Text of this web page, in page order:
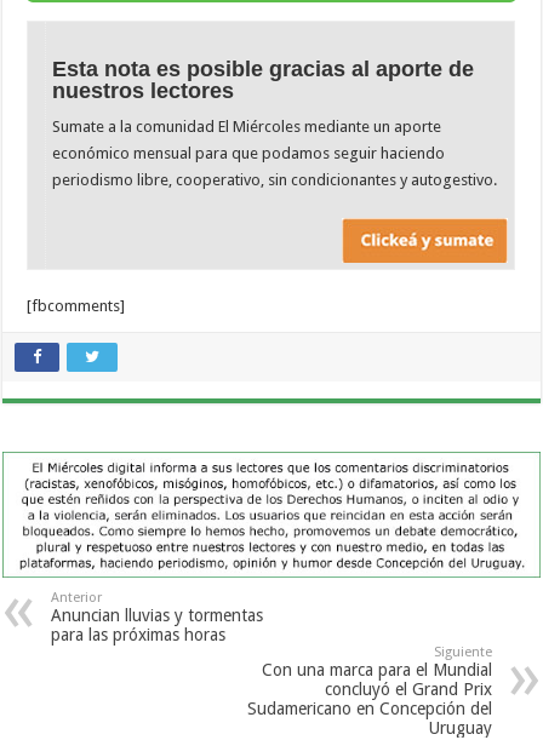
Esta nota es posible gracias al aporte de
nuestros lectores
Sumate a la comunidad El Miércoles mediante un aporte
económico mensual para que podamos seguir haciendo
periodismo libre, cooperativo, sin condicionantes y autogestivo.
[fbcomments]
Anterior
Anuncian lluvias y tormentas
para las próximas horas
Siguiente
Con una marca para el Mundial
concluyó el Grand Prix
Sudamericano en Concepción del
Uruguay